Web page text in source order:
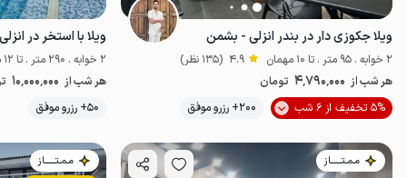
ویلا جکوزی دار در بندر انزلی - بشمن
2 خوابه . 95 متر . تا 10 مهمان 4.9 (135 نظر)
هر شب از 4٬790٬000 تومان
5% تخفیف از 6 شب
200+ رزرو موفق پت‌نواز
ویلا با استخر در
2 خوابه . 290 متر . تا 12 مهمان
هر شب از 10٬000٬000
50+ رزرو موفق
مـمـتــــــاز
مـمـتــــــاز